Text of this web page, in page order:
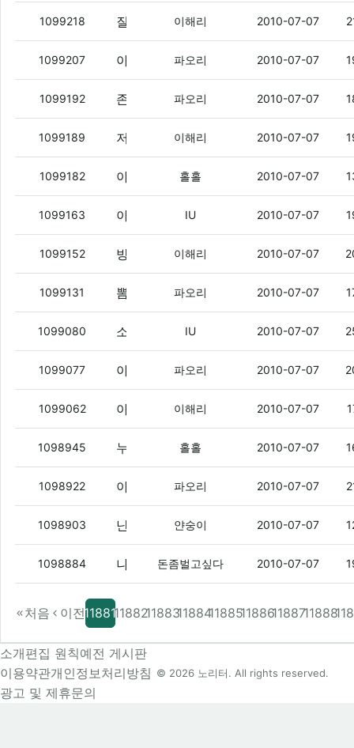
1099218 (3)이해리 2010-07-07
1099207 (5)
파오리 2010-07-07
1099192 파오리 2010-07-07
1099189 (2)
이해리 2010-07-07
1099182 홀홀 2010-07-07
1099163 (2)
IU 2010-07-07
1099152 (1)
이해리 2010-07-07
1099131 파오리 2010-07-07
1099080 (2)
IU 2010-07-07
1099077 (9)
파오리 2010-07-07
1099062 이해리 2010-07-07
1098945 (12)
홀홀 2010-07-07
1098922 파오리 2010-07-07
1098903 얀숭이 2010-07-07
1098884 (2)
돈좀벌고싶다 2010-07-07
처음 이전1188111882118831188411885118861188711888
소개편집 원칙예전 게시판
이용약관개인정보처리방침
광고 및 제휴문의
© 2026 노리터. All rights reserved.